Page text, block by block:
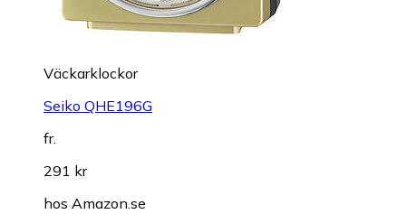
Väckarklockor
Seiko QHE196G
fr.
291 kr
hos Amazon.se